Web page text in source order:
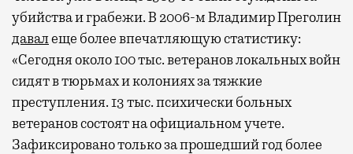
убийства и грабежи. В 2006-м Владимир Преголин
давалеще более впечатляющую статистику:
«Сегодня около 100 тыс. ветеранов локальных войн
сидят в тюрьмах и колониях за тяжкие
преступления. 13 тыс. психически больных
ветеранов состоят на официальном учете.
Зафиксировано только за прошедший год более